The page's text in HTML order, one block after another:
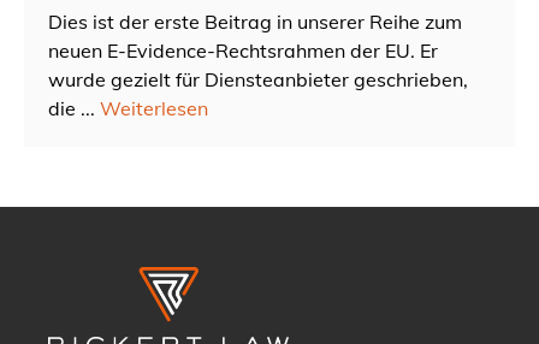
Dies ist der erste Beitrag in unserer Reihe zum
neuen E-Evidence-Rechtsrahmen der EU. Er
wurde gezielt für Diensteanbieter geschrieben,
die ... Weiterlesen